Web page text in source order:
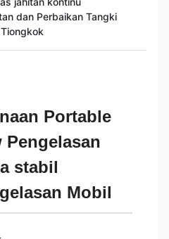
dan Perbaikan Tangki
Portable
Pengelasan
stabil
Mobil